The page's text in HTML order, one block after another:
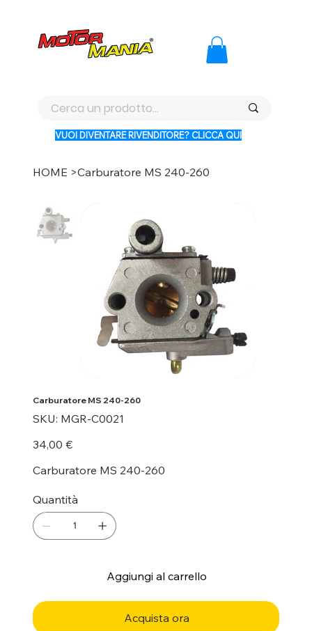
VUOI DIVENTARE RIVENDITORE? CLICCA QUI
HOME >Carburatore MS 240-260
Carburatore MS 240-260
SKU: SKU
MGR-
MGR-C0021
Prezzo
34,00 €
Carburatore MS 240-260
Quantità
Aggiungi al carrello
Acquista ora